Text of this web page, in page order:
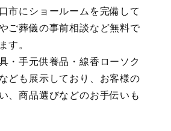
市にショールームを完備して
ご葬儀の事前相談など無料で
す。
・手元供養品・線香ローソク
ども展示しており、お客様の
、商品選びなどのお手伝いも